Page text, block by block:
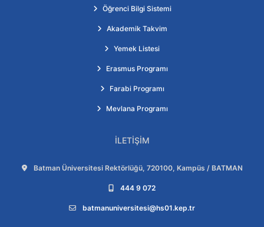
Öğrenci Bilgi Sistemi
Akademik Takvim
Yemek Listesi
Erasmus Programı
Farabi Programı
Mevlana Programı
İLETIŞIM
Adres:
Batman Üniversitesi Rektörlüğü, 720100, Kampüs / BATMAN
Telefon:
444 9 072
E-posta:
batmanuniversitesi@hs01.kep.tr